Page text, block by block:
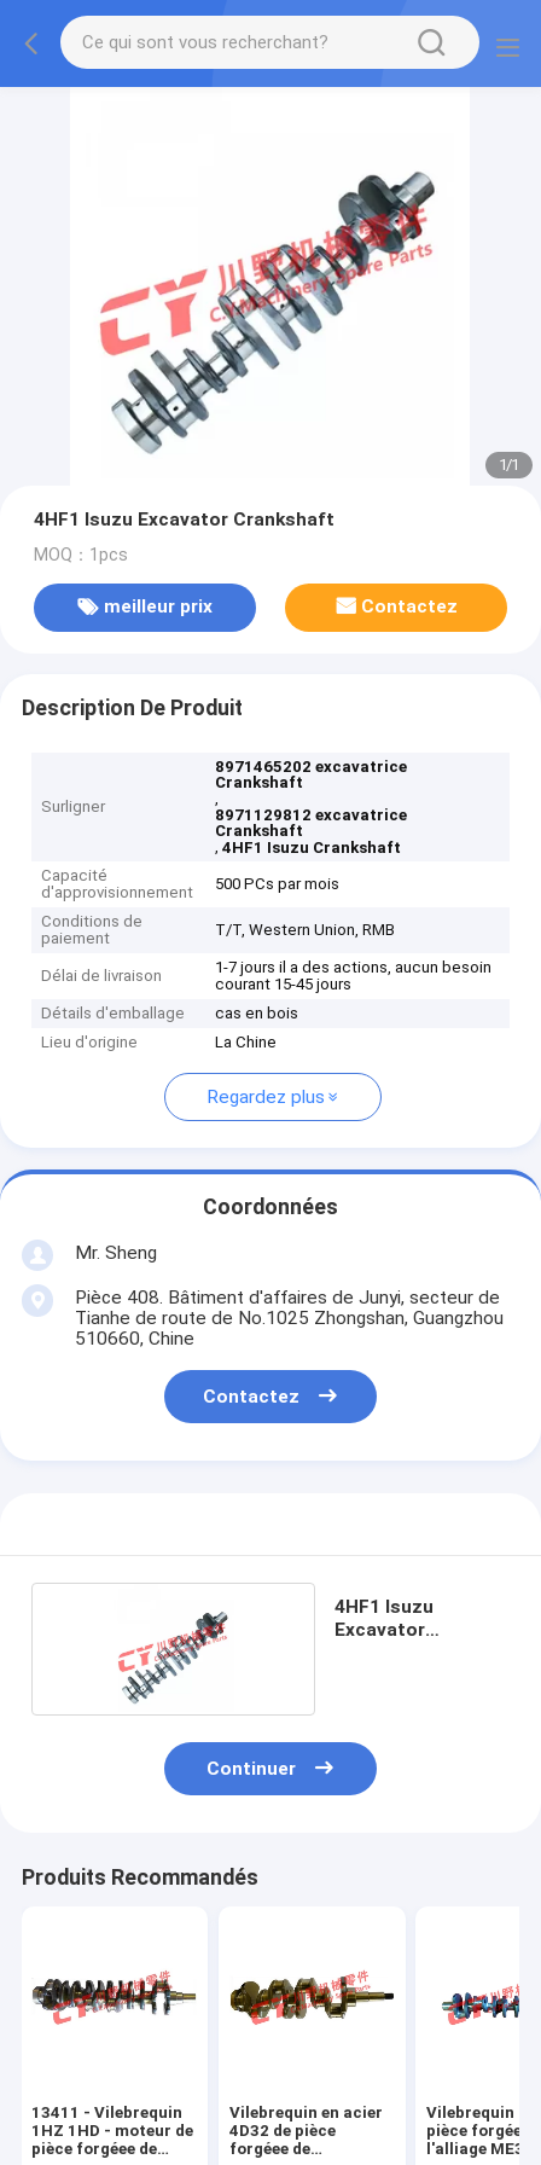
1/1
4HF1 Isuzu Excavator Crankshaft
MOQ：1pcs
meilleur prix Contactez
Description De Produit
Surligner
8971465202 excavatrice
Crankshaft
,
8971129812 excavatrice
Crankshaft
,4HF1 Isuzu Crankshaft
Capacité
d'approvisionnement
500 PCs par mois
Conditions de
paiement
T/T, Western Union, RMB
Délai de livraison
1-7 jours il a des actions, aucun besoin
courant 15-45 jours
Détails d'emballage
cas en bois
Lieu d'origine
La Chine
Regardez plus
Coordonnées
Mr. Sheng
Pièce 408. Bâtiment d'affaires de Junyi, secteur de
Tianhe de route de No.1025 Zhongshan, Guangzhou
510660, Chine
Contactez
4HF1 Isuzu
Excavator
Continuer
Produits Recommandés
13411 - Vilebrequin
1HZ 1HD - moteur de
pièce forgéee de
Vilebrequin en acier
4D32 de pièce
forgéee de
Vilebrequin
pièce forgéee
l'alliage